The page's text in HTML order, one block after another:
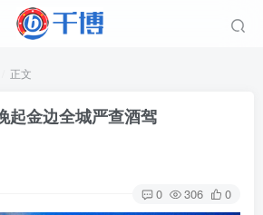
正文
起金边全城严查酒驾
0 306 0